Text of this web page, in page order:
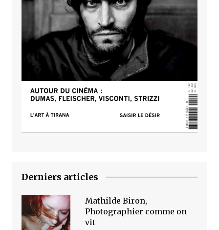
Derniers articles
Mathilde Biron,
Photographier comme on
vit